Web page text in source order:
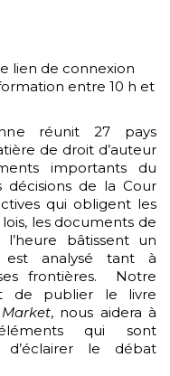
lien de connexion
entre 10 h et
réunit 27 pays
de droit d’auteur
importants du
de la Cour
qui obligent les
les documents de
bâtissent un
est analysé tant à
frontières. Notre
de publier le livre
, nous aidera à
qui sont
d’éclairer le débat